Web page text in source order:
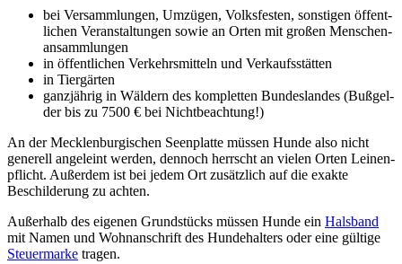
bei Ver­samm­lun­gen, Umzü­gen, Volks­fes­ten, sons­ti­gen öffent­
li­chen Ver­an­stal­tun­gen sowie an Orten mit gro­ßen Men­schen­
an­samm­lun­gen
in öffent­li­chen Ver­kehrs­mit­teln und Ver­kaufs­stät­ten
in Tier­gär­ten
ganz­jäh­rig in Wäl­dern des kom­plet­ten Bun­des­lan­des (Buß­gel­
der bis zu 7500 € bei Nicht­be­ach­tung!)
An der Meck­len­bur­gi­schen Seen­plat­te müs­sen Hun­de also nicht
gene­rell ange­leint wer­den, den­noch herrscht an vie­len Orten Lei­nen­
pflicht. Außer­dem ist bei jedem Ort zusätz­lich auf die exak­te
Beschil­de­rung zu ach­ten.
Außer­halb des eige­nen Grund­stücks müs­sen Hun­de ein Hals­band
mit Namen und Wohn­an­schrift des Hun­de­hal­ters oder eine gül­ti­ge
Steu­er­mar­ke tra­gen.